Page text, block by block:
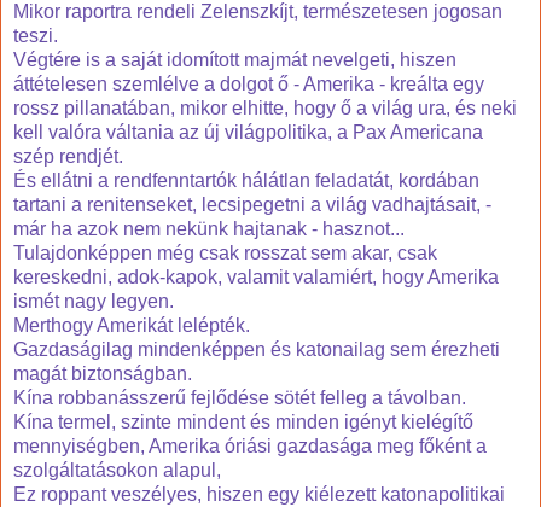
Mikor raportra rendeli Zelenszkíjt, természetesen jogosan
teszi.
Végtére is a saját idomított majmát nevelgeti, hiszen
áttételesen szemlélve a dolgot ő - Amerika - kreálta egy
rossz pillanatában, mikor elhitte, hogy ő a világ ura, és neki
kell valóra váltania az új világpolitika, a Pax Americana
szép rendjét.
És ellátni a rendfenntartók hálátlan feladatát, kordában
tartani a renitenseket, lecsipegetni a világ vadhajtásait, -
már ha azok nem nekünk hajtanak - hasznot...
Tulajdonképpen még csak rosszat sem akar, csak
kereskedni, adok-kapok, valamit valamiért, hogy Amerika
ismét nagy legyen.
Merthogy Amerikát lelépték.
Gazdaságilag mindenképpen és katonailag sem érezheti
magát biztonságban.
Kína robbanásszerű fejlődése sötét felleg a távolban.
Kína termel, szinte mindent és minden igényt kielégítő
mennyiségben, Amerika óriási gazdasága meg főként a
szolgáltatásokon alapul,
Ez roppant veszélyes, hiszen egy kiélezett katonapolitikai